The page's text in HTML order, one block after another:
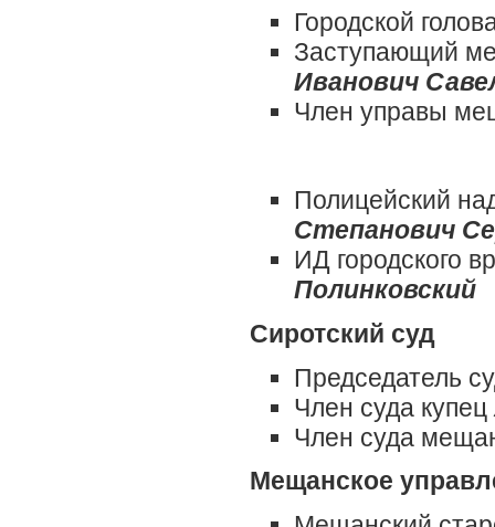
Городской
Заступающий
Иванович
Член управы
Полицейский
Степанович
ИД городского
Полинковский
Сиротский суд
Председатель
Член суда купец
Член суда
Мещанское